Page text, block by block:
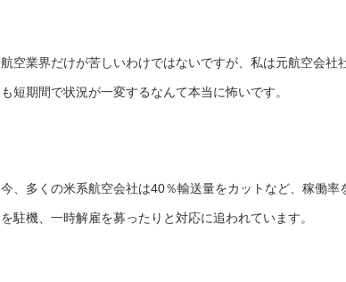
航空業界だけが苦しいわけではないですが、私は元航空会社
も短期間で状況が一変するなんて本当に怖いです。
今、多くの米系航空会社は40％輸送量をカットなど、稼働
を駐機、一時解雇を募ったりと対応に追われています。